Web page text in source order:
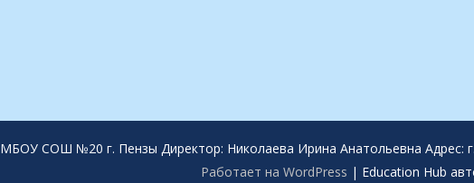
МБОУ СОШ №20 г. Пензы Директор: Николаева Ирина Анатольевна Адрес:
Работает на WordPress | Education Hub